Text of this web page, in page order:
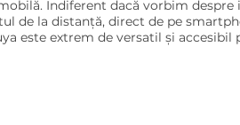
Indiferent dacă vorbim
de la distanță, direct de pe
este extrem de versatil și accesibil